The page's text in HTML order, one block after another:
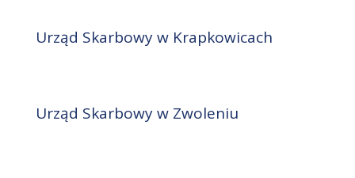
Urząd Skarbowy w Krapkowicach
Urząd Skarbowy w Zwoleniu